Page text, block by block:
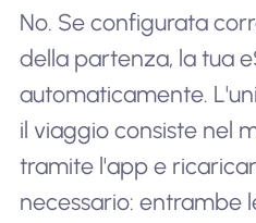
No. Se configurata
della partenza, la tua
automaticamente.
il viaggio consiste nel
tramite l'app e
necessario: entrambe